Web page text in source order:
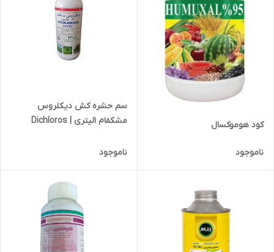
کود هوموکسال
ناموجود
سم حشره کش دیکلروس
مشکفام 1لیتری | Dichloros
ناموجود